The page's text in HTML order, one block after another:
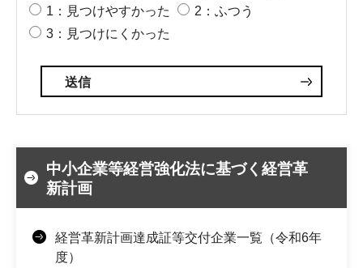
1：見つけやすかった
2：ふつう
3：見つけにくかった
中小企業等経営強化法に基づく経営革
新計画
経営革新計画達成証等交付企業一覧（令和6年
度）